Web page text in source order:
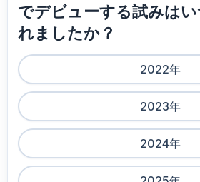
でデビューする試みは
れましたか？
2022年
2023年
2024年